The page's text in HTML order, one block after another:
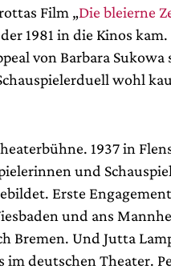
Film „Die bleierne
1981 in die Kinos
von Barbara Sukowa
wohl
1937 in
und
Erste
und ans
Bremen. Und Jutta
deutschen Theater.